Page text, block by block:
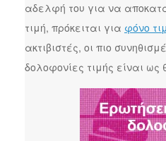
αδελφή του για να
τιμή, πρόκειται για φόνο
ακτιβιστές, οι πιο
δολοφονίες τιμής είναι ως